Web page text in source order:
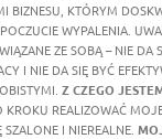
BIZNESU, KTÓRYM
WYPALENIA.
ZE SOBĄ – NIE DA
I NIE DA SIĘ BYĆ
Z CZEGO
REALIZOWAĆ
I NIEREALNE.